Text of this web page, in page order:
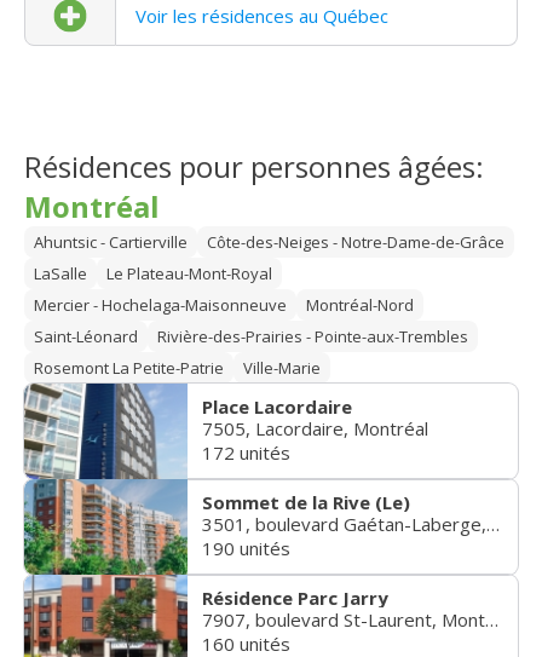
Voir les résidences au Québec
Résidences pour personnes âgées:
Montréal
Ahuntsic - Cartierville
Côte-des-Neiges - Notre-Dame-de-Grâce
LaSalle
Le Plateau-Mont-Royal
Mercier - Hochelaga-Maisonneuve
Montréal-Nord
Saint-Léonard
Rivière-des-Prairies - Pointe-aux-Trembles
Rosemont La Petite-Patrie
Ville-Marie
Place Lacordaire
7505, Lacordaire, Montréal
172 unités
Sommet de la Rive (Le)
3501, boulevard Gaétan-Laberge, Montréal
190 unités
Résidence Parc Jarry
7907, boulevard St-Laurent, Montréal
160 unités